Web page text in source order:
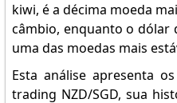
kiwi, é a décima moeda
câmbio, enquanto o dólar
uma das moedas mais
Esta análise apresenta
trading NZD/SGD, sua